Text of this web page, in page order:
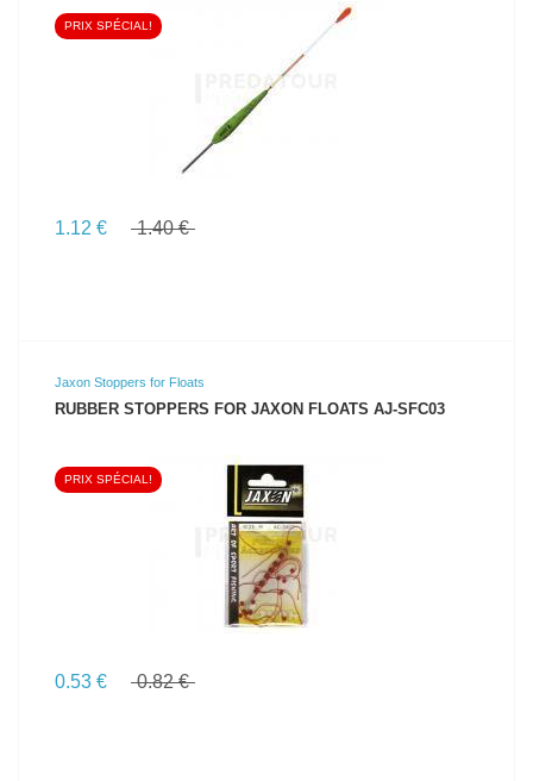
VOIR LE PRODUIT
PRIX SPÉCIAL!
1.12 € 1.40 €
Jaxon Stoppers for Floats
RUBBER STOPPERS FOR JAXON FLOATS AJ-SFC03
VOIR LE PRODUIT
PRIX SPÉCIAL!
0.53 € 0.82 €